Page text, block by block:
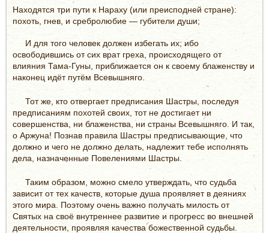
Находятся три пути к Нараху (или преисподней стране):
похоть, гнев, и сребролюбие — губители души;
И для того человек должен избегать их; ибо
освободившись от сих врат греха, происходящего от
влияния Тама-Гуны, приближается он к своему блаженству и
наконец идёт путём Всевышняго.
Тот же, кто отвергает предписания Шастры, последуя
предписаниям похотей своих, тот не достигает ни
совершенства, ни блаженства, ни страны Всевышняго. И так,
о Аржуна! Познав правила Шастры предписывающие, что
должно и чего не должно делать, надлежит тебе исполнять
дела, назначенные Повелениями Шастры.
Таким образом, можно смело утверждать, что судьба
зависит от тех качеств, которые душа проявляет в деяниях
этого мира. Поэтому очень важно получать милость от
Святых на своё внутреннее развитие и прогресс во внешней
деятельности, проявляя качества божественной судьбы.